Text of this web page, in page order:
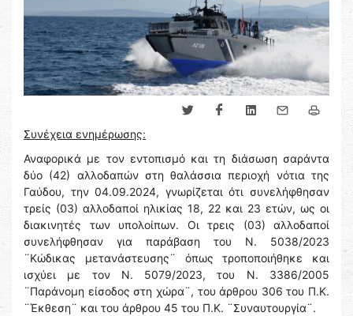
Συνέχεια ενημέρωσης:
Αναφορικά με τον εντοπισμό και τη διάσωση σαράντα
δύο (42) αλλοδαπών στη θαλάσσια περιοχή νότια της
Γαύδου, την 04.09.2024, γνωρίζεται ότι συνελήφθησαν
τρείς (03) αλλοδαποί ηλικίας 18, 22 και 23 ετών, ως οι
διακινητές των υπολοίπων. Οι τρεις (03) αλλοδαποί
συνελήφθησαν για παράβαση του Ν. 5038/2023
¨Κώδικας μετανάστευσης¨ όπως τροποποιήθηκε και
ισχύει με τον Ν. 5079/2023, του Ν. 3386/2005
¨Παράνομη είσοδος στη χώρα¨, του άρθρου 306 του Π.Κ.
¨Έκθεση¨ και του άρθρου 45 του Π.Κ. ¨Συναυτουργία¨.